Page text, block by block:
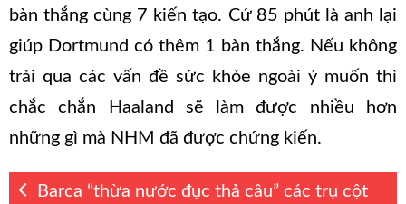
bàn thắng cùng 7 kiến tạo. Cứ 85 phút là anh lại
giúp Dortmund có thêm 1 bàn thắng. Nếu không
trải qua các vấn đề sức khỏe ngoài ý muốn thì
chắc chắn Haaland sẽ làm được nhiều hơn
những gì mà NHM đã được chứng kiến.
Barca “thừa nước đục thả câu” các trụ cột